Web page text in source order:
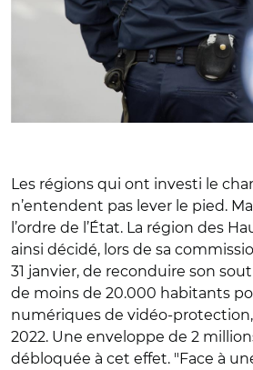
Les régions qui ont investi le
n’entendent pas lever le pied.
l’ordre de l’État. La région des
ainsi décidé, lors de sa
31 janvier, de reconduire son
de moins de 20.000 habitants
numériques de vidéo-
2022. Une enveloppe de 2
débloquée à cet effet. "Face à